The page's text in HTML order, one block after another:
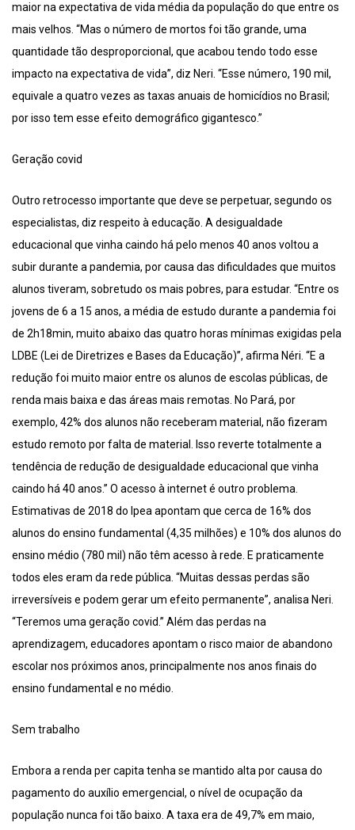
maior na expectativa de vida média da população do que entre os
mais velhos. “Mas o número de mortos foi tão grande, uma
quantidade tão desproporcional, que acabou tendo todo esse
impacto na expectativa de vida”, diz Neri. “Esse número, 190 mil,
equivale a quatro vezes as taxas anuais de homicídios no Brasil;
por isso tem esse efeito demográfico gigantesco.”
Geração covid
Outro retrocesso importante que deve se perpetuar, segundo os
especialistas, diz respeito à educação. A desigualdade
educacional que vinha caindo há pelo menos 40 anos voltou a
subir durante a pandemia, por causa das dificuldades que muitos
alunos tiveram, sobretudo os mais pobres, para estudar. “Entre os
jovens de 6 a 15 anos, a média de estudo durante a pandemia foi
de 2h18min, muito abaixo das quatro horas mínimas exigidas pela
LDBE (Lei de Diretrizes e Bases da Educação)”, afirma Néri. “E a
redução foi muito maior entre os alunos de escolas públicas, de
renda mais baixa e das áreas mais remotas. No Pará, por
exemplo, 42% dos alunos não receberam material, não fizeram
estudo remoto por falta de material. Isso reverte totalmente a
tendência de redução de desigualdade educacional que vinha
caindo há 40 anos.” O acesso à internet é outro problema.
Estimativas de 2018 do Ipea apontam que cerca de 16% dos
alunos do ensino fundamental (4,35 milhões) e 10% dos alunos do
ensino médio (780 mil) não têm acesso à rede. E praticamente
todos eles eram da rede pública. “Muitas dessas perdas são
irreversíveis e podem gerar um efeito permanente”, analisa Neri.
“Teremos uma geração covid.” Além das perdas na
aprendizagem, educadores apontam o risco maior de abandono
escolar nos próximos anos, principalmente nos anos finais do
ensino fundamental e no médio.
Sem trabalho
Embora a renda per capita tenha se mantido alta por causa do
pagamento do auxílio emergencial, o nível de ocupação da
população nunca foi tão baixo. A taxa era de 49,7% em maio,